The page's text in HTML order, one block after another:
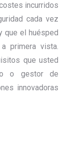
incurridos
cada vez
que el huésped
primera vista.
que usted
o gestor de
innovadoras